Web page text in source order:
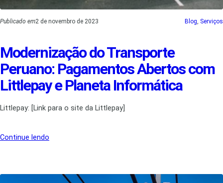
Publicado em2 de novembro de 2023 Blog, Serviços
Modernização do Transporte
Peruano: Pagamentos Abertos com
Littlepay e Planeta Informática
Littlepay: [Link para o site da Littlepay]
Continue lendo